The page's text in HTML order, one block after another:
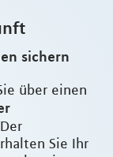
sichern
über einen
Sie Ihr